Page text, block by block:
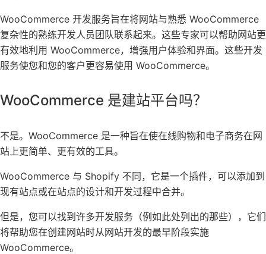
WooCommerce 开发服务旨在将网站与熟悉 WooCommerce
复杂性的熟练开发人员团队联系起来。这些专家可以帮助网站更
有效地利用 WooCommerce，增强用户体验和界面。这些开发
服务使您和您的客户更容易使用 WooCommerce。
WooCommerce 是建站平台吗？
不是。WooCommerce 是一种旨在使在线购物和电子商务在网
站上更简单、更有效的工具。
WooCommerce 与 Shopify 不同，它是一个插件，可以添加到
现有站点或在站点的设计和开发过程中合并。
但是，您可以找到许多开发服务（例如此处列出的那些），它们
将帮助您在创建网站时从网站开发的最早阶段实施
WooCommerce。